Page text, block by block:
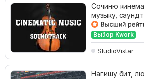
Сочиню
музыку,
трейлер
Выбор Kwork
StudioVistar
Напишу бит,